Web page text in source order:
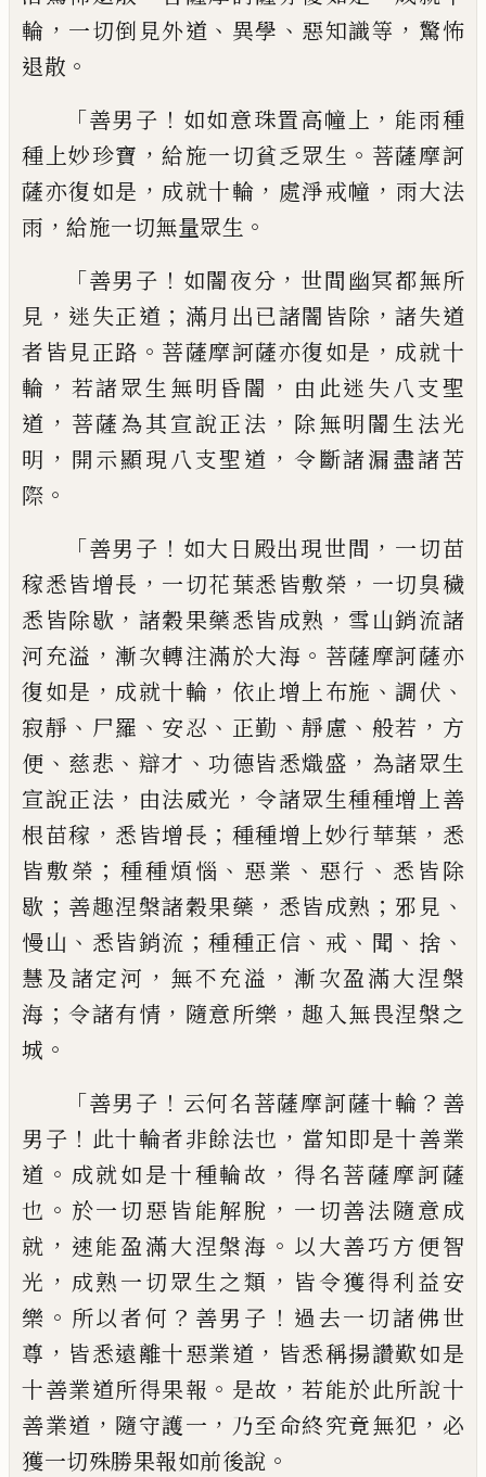
輪 ， 一切倒見外道 、 異學 、 惡知識等 ， 驚怖
退散 。
「善男子 ！ 如如意珠置高幢上 ， 能雨種
種上妙珍寶 ，給施一切貧乏眾生 。 菩薩摩訶
薩亦復如是 ， 成就十輪 ， 處淨戒幢 ， 雨大法
雨 ， 給施一切無量眾生 。
「善男子 ！ 如闇夜分 ， 世間幽冥都無所
見 ， 迷失正道 ； 滿月出已諸闇皆除 ，諸失道
者皆見正路 。 菩薩摩訶薩亦復如是 ， 成就十
輪 ， 若諸眾生無明昏闇 ， 由此迷失八支聖
道 ， 菩薩為其宣說正法 ， 除無明闇生法光
明 ， 開示顯現八支聖道 ， 令斷諸漏盡諸苦
際 。
「善男子 ！ 如大日殿出現世間 ， 一切苗
稼悉皆增長 ， 一切花葉悉皆敷榮 ， 一切臭穢
悉皆除歇 ， 諸穀果藥悉皆成熟 ， 雪山銷流諸
河充溢 ，漸次轉注滿於大海 。 菩薩摩訶薩亦
復如是 ， 成就十輪 ， 依止增上布施 、調伏 、
寂靜 、 尸羅 、 安忍 、 正勤 、靜慮 、 般若 ， 方
便 、 慈悲 、 辯才 、 功德皆悉熾盛 ， 為諸眾生
宣說正法 ， 由法威光 ，令諸眾生種種增上善
根苗稼 ， 悉皆增長 ； 種種增上妙行華葉 ， 悉
皆敷榮 ； 種種煩惱 、 惡業 、 惡行 、 悉皆除
歇 ； 善趣涅槃諸穀果藥 ， 悉皆成熟 ； 邪見 、
慢山 、 悉皆銷流 ； 種種正信 、 戒 、 聞 、 捨 、
慧及諸定河 ， 無不充溢 ， 漸次盈滿大涅槃
海 ； 令諸有情 ， 隨意所樂 ， 趣入無畏涅槃之
城 。
「善男子 ！ 云何名菩薩摩訶薩十輪 ？ 善
男子 ！ 此十輪者非餘法也 ， 當知即是十善業
道 。 成就如是十種輪故 ， 得名菩薩摩訶薩
也 。 於一切惡皆能解脫 ， 一切善法隨意成
就 ， 速能盈滿大涅槃海 。 以大善巧方便智
光 ， 成熟一切眾生之類 ， 皆令獲得利益安
樂 。 所以者何 ？ 善男子 ！ 過去一切諸佛世
尊 ， 皆悉遠離十惡業道 ， 皆悉稱揚讚歎如是
十善業道所得果報 。 是故 ，若能於此所說十
善業道 ， 隨守護一 ， 乃至命終究竟無犯 ， 必
獲一切殊勝果報如前後說 。